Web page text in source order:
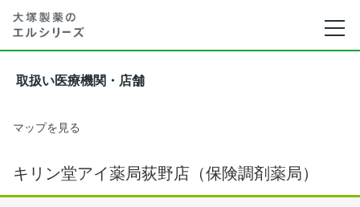
取扱い医療機関・店舗
マップを見る
キリン堂アイ薬局荻野店（保険調剤薬局）